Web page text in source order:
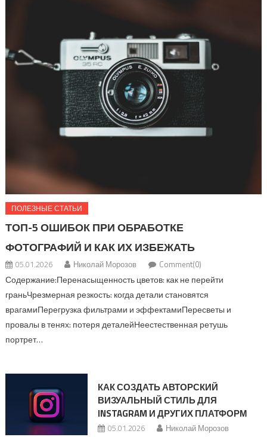
ПОЛЕЗНЫЕ СТАТЬИ
ТОП-5 ОШИБОК ПРИ ОБРАБОТКЕ
ФОТОГРАФИЙ И КАК ИХ ИЗБЕЖАТЬ
05.01.2026 Николай Морозов Comment(0)
Содержание:Перенасыщенность цветов: как не перейти
граньЧрезмерная резкость: когда детали становятся
врагамиПерегрузка фильтрами и эффектамиПересветы и
провалы в тенях: потеря деталейНеестественная ретушь
портрет…
КАК СОЗДАТЬ АВТОРСКИЙ
ВИЗУАЛЬНЫЙ СТИЛЬ ДЛЯ
INSTAGRAM И ДРУГИХ ПЛАТФОРМ
05.01.2026 Николай Морозов